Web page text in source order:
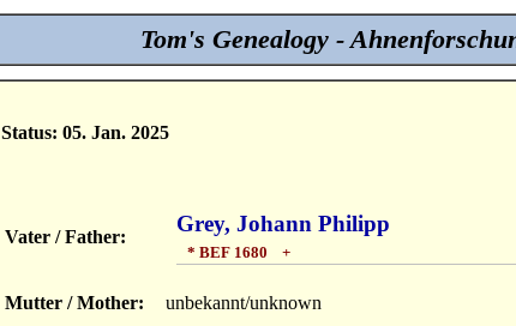
Tom's Genealogy -
Status: 05. Jan. 2025
Vater / Father:
Grey, Johann Philipp
* BEF 1680 +
Mutter / Mother: unbekannt/unknown